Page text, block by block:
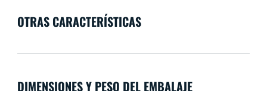
OTRAS CARACTERÍSTICAS
DIMENSIONES Y PESO DEL EMBALAJE